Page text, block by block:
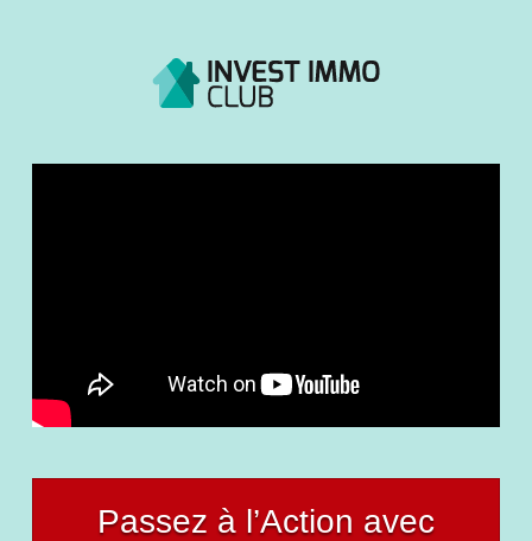
Passez à l’Action avec